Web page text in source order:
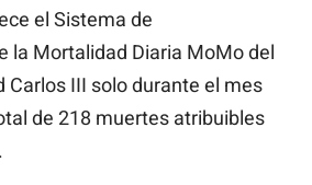
el Sistema de
la Mortalidad Diaria MoMo del
Carlos III solo durante el mes
de 218 muertes atribuibles